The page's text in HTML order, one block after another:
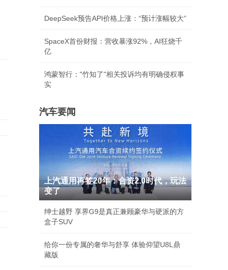
DeepSeek预告API价格上涨：“预计涨幅较大”
SpaceX首份财报：营收暴涨92%，AI狂烧千
亿
鸿蒙智行："竹知了"相关投诉均有明确侵权事
实
汽车要闻
上汽通用再签20年：合资2.0时代，玩法
变了
绅士越野 享界G9是真正兼顾豪华与硬派的方
盒子SUV
给你一份专属的奢华与舒享 体验仰望U8L鼎
藏版